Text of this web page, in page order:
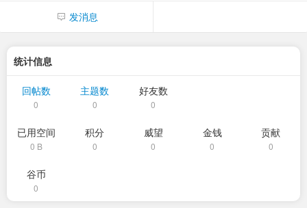
发消息
统计信息
回帖数
0
主题数
0
好友数
0
已用空间
0 B
积分
0
威望
0
金钱
0
贡献
0
谷币
0